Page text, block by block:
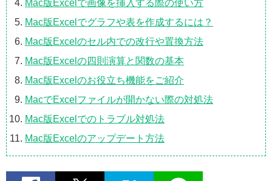
Mac版Excelで画像を挿入する際の使い方
Mac版Excelでグラフや表を作成するには？
Mac版Excelのセル内での改行や置換方法
Mac版Excelの四則演算と関数の基本
Mac版Excelのお役立ち機能をご紹介
MacでExcelファイルが開かない際の対処法
Mac版Excelでのトラブル対処法
Mac版Excelのアップデート方法